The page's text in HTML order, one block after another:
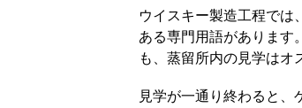
ウイスキー製造工程では、
ある専門用語があります
も、蒸留所内の見学はオ
見学が一通り終わると、